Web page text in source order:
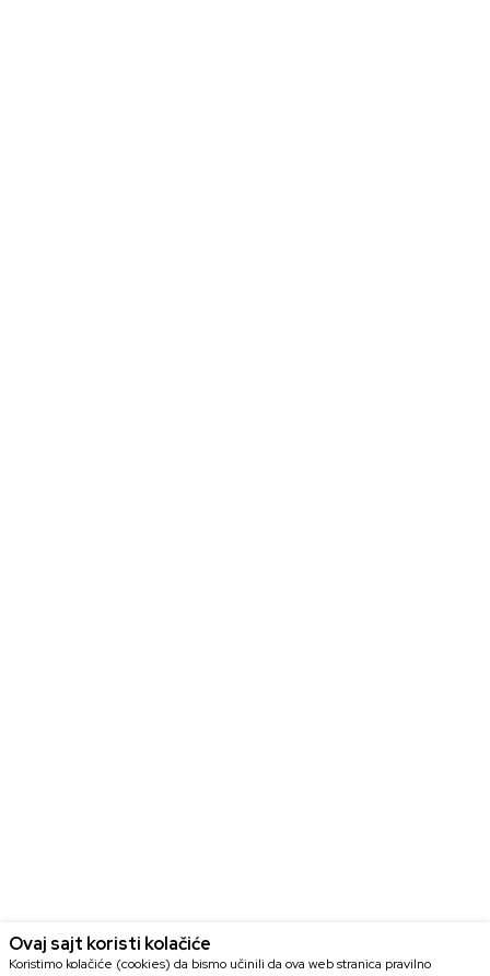
Ovaj sajt koristi kolačiće
Koristimo kolačiće (cookies) da bismo učinili da ova web stranica pravilno